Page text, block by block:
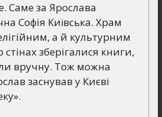
Саме за Ярослава
Софія Київська. Храм
а й культурним
зберігалися книги,
вручну. Тож можна
заснував у Києві